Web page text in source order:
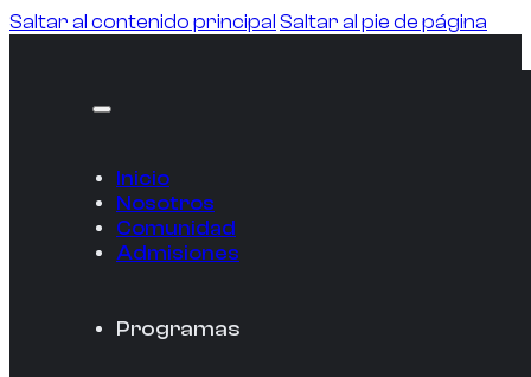
Saltar al contenido principal Saltar al pie de página
Inicio
Nosotros
Comunidad
Admisiones
Programas